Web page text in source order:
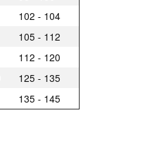
102 - 104
105 - 112
112 - 120
125 - 135
135 - 145